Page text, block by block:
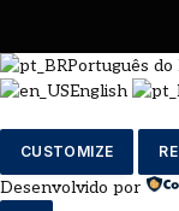
Português do
English
CUSTOMIZE
Desenvolvido por